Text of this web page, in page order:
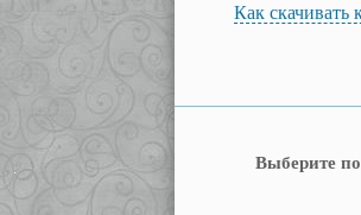
Как скачивать
Выберите